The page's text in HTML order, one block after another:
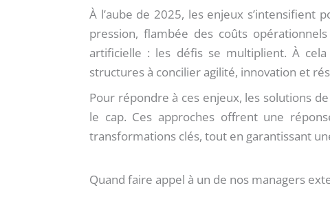
À l’aube de 2025, les enjeux s’intensifient
pression, flambée des coûts
artificielle : les défis se multiplient. À
structures à concilier agilité, innovation et
Pour répondre à ces enjeux, les solutions
le cap. Ces approches offrent une
transformations clés, tout en garantissant
Quand faire appel à un de nos managers